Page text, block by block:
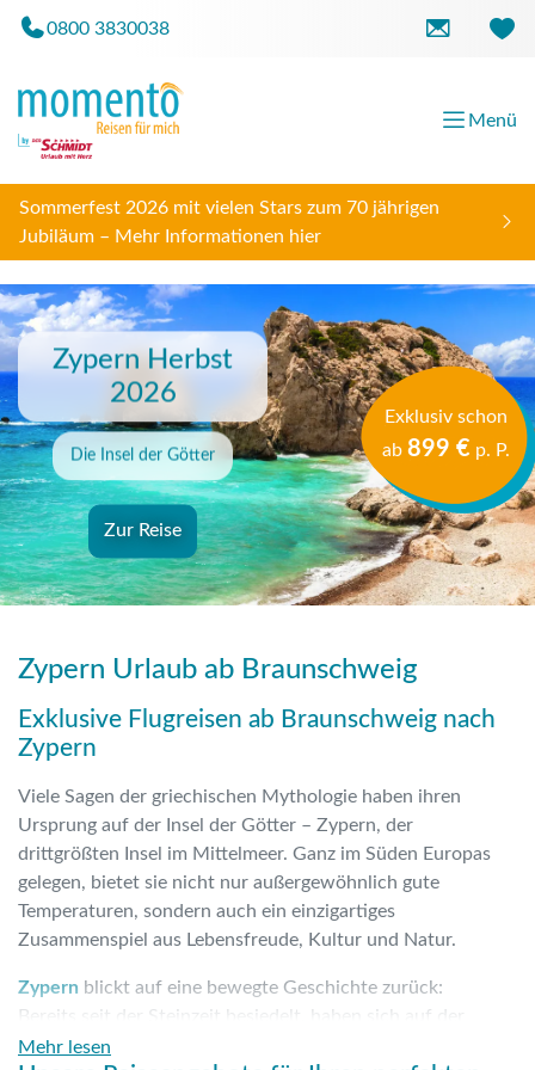
0800 3830038
Menü
Sommerfest 2026 mit vielen Stars zum 70 jährigen
Jubiläum – Mehr Informationen hier
Exklusiv schon
ab 899 € p. P.
Zypern Herbst
2026
Die Insel der Götter
Zur Reise
Zypern Urlaub ab Braunschweig
Exklusive Flugreisen ab Braunschweig nach
Zypern
Viele Sagen der griechischen Mythologie haben ihren
Ursprung auf der Insel der Götter – Zypern, der
drittgrößten Insel im Mittelmeer. Ganz im Süden Europas
gelegen, bietet sie nicht nur außergewöhnlich gute
Temperaturen, sondern auch ein einzigartiges
Zusammenspiel aus Lebensfreude, Kultur und Natur.
Zypern blickt auf eine bewegte Geschichte zurück:
Bereits seit der Steinzeit besiedelt, haben sich auf der
Insel über Jahrtausende hinweg unterschiedlichste
Mehr lesen